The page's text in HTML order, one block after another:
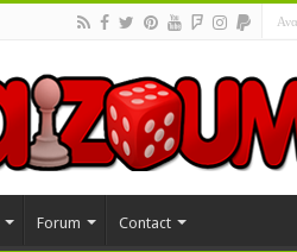
Forum Contact